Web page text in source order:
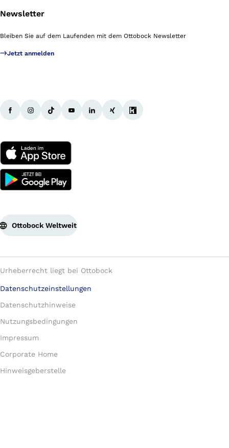
Newsletter
Bleiben Sie auf dem Laufenden mit dem Ottobock Newsletter
Jetzt anmelden
Ottobock Weltweit
Urheberrecht liegt bei Ottobock
Datenschutzeinstellungen
Datenschutzhinweise
Nutzungsbedingungen
Impressum
Corporate Home
Hinweisgeberstelle